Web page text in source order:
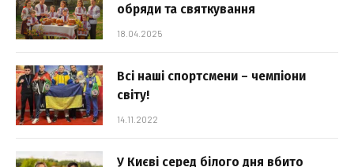
обряди та святкування
18.04.2025
Всі наші спортсмени – чемпіони
світу!
14.11.2022
У Києві серед білого дня вбито